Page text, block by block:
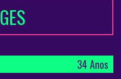
34 Anos